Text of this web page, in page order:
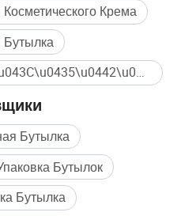
Крема
Бутылка
\u041A\u043E\u0441\u043C\u0435\u0442\u0438\u0447\u0435\u0441\u043A\u0438\u0439 \u0420\u0430\u0441\u0448\u0438\u0440\u0438\u0442\u0435\u043B\u044C\u043D\u043E\u0433\u043E \u0411\u0430\u0447\u043A\u0430 Массовая покупка
Бутылка
Бутылок
Бутылка